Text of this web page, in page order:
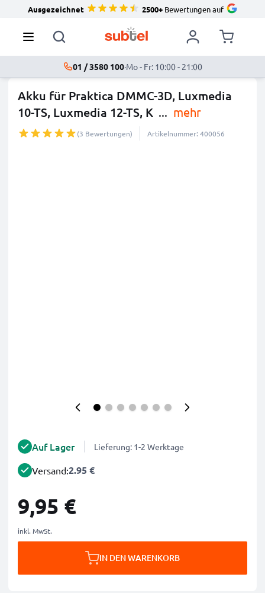
Ausgezeichnet 2500+Bewertungen auf
01 / 3580 100·Mo - Fr: 10:00 - 21:00
Akku für Praktica DMMC-3D, Luxmedia
10-TS, Luxmedia 12-TS, K ... mehr
(3 Bewertungen) Artikelnummer: 400056
Auf Lager Lieferung: 1-2 Werktage
Versand:2.95 €
9,95 €
inkl. MwSt.
IN DEN WARENKORB